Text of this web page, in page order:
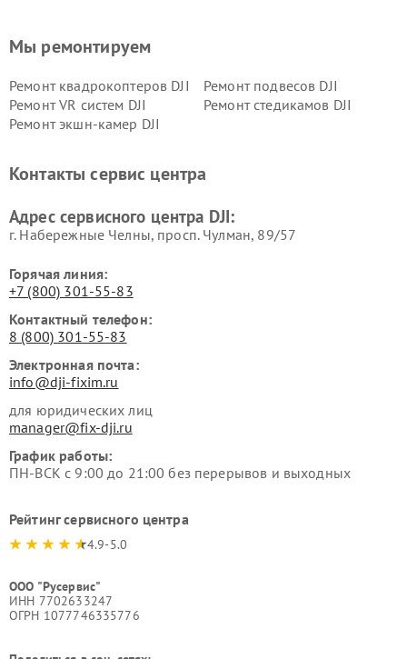
Мы ремонтируем
Ремонт квадрокоптеров DJI
Ремонт подвесов DJI
Ремонт VR систем DJI
Ремонт стедикамов DJI
Ремонт экшн-камер DJI
Контакты сервис центра
Адрес сервисного центра DJI:
г. Набережные Челны, просп. Чулман, 89/57
Горячая линия:
+7 (800) 301-55-83
Контактный телефон:
8 (800) 301-55-83
Электронная почта:
info@dji-fixim.ru
для юридических лиц
manager@fix-dji.ru
График работы:
ПН-ВСК с 9:00 до 21:00 без перерывов и выходных
Рейтинг сервисного центра
4.9-5.0
ООО "Русервис"
ИНН 7702633247
ОГРН 1077746335776